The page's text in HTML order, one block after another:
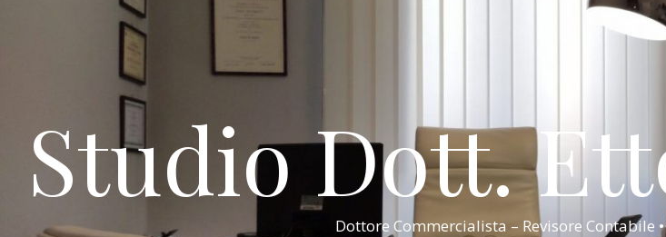
Studio Dott.
Dottore Commercialista – Revisore Contabile